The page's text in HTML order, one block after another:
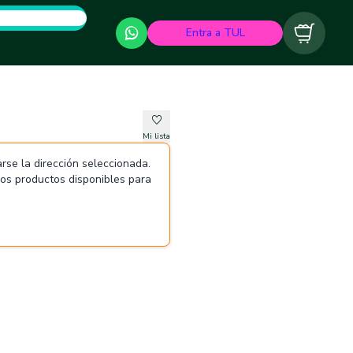
Entra a TUL Carrito
Mi lista
la dirección seleccionada.
productos disponibles para